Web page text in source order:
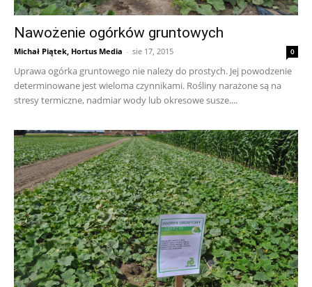
Nawożenie ogórków gruntowych
Michał Piątek, Hortus Media - sie 17, 2015 0
Uprawa ogórka gruntowego nie należy do prostych. Jej powodzenie
determinowane jest wieloma czynnikami. Rośliny narażone są na
stresy termiczne, nadmiar wody lub okresowe susze....